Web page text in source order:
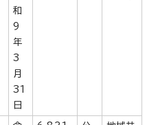
和
9
年
3
月
31
日